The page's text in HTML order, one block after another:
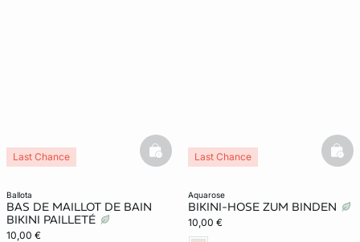
ballota
BAS DE MAILLOT DE BAIN
BIKINI PAILLETÉ
10,00 €
Last Chance basketfull
aquarose
BIKINI-HOSE ZUM BINDEN
10,00 €
Last Chance